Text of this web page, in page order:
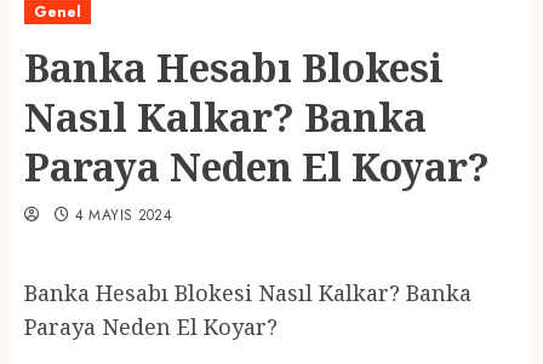
Genel
Banka Hesabı Blokesi
Nasıl Kalkar? Banka
Paraya Neden El Koyar?
4 MAYIS 2024
Banka Hesabı Blokesi Nasıl Kalkar? Banka
Paraya Neden El Koyar?